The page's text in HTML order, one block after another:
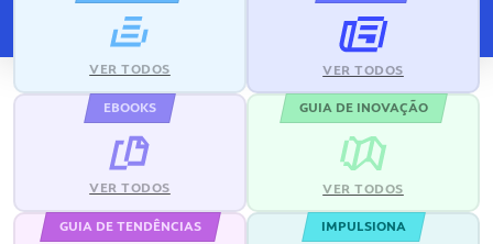
VER TODOS VER TODOS
EBOOKS
VER TODOS
GUIA DE INOVAÇÃO
VER TODOS
GUIA DE TENDÊNCIAS IMPULSIONA